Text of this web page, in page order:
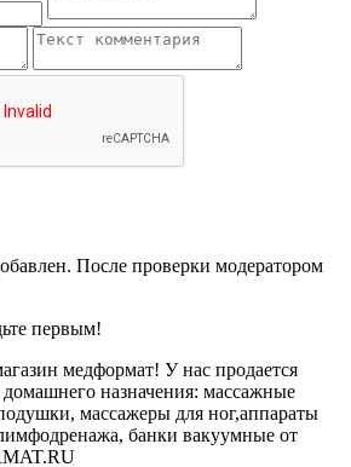
После проверки модератором
первым!
медформат! У нас продается
назначения: массажные
массажеры для ног,аппараты
банки вакуумные от